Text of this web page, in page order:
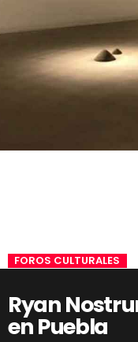
FOROS CULTURALES
Ryan
en Puebla